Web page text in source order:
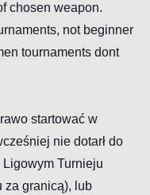
chosen weapon.
not beginner
tournaments dont
startować w
nie dotarł do
Turnieju
za granicą), lub